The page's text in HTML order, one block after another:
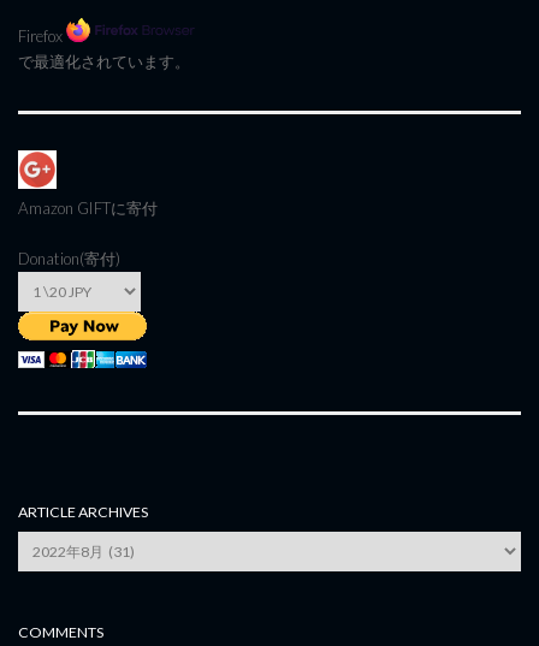
Firefox
で最適化されています。
Amazon GIFTに寄付
Donation(寄付)
ARTICLE ARCHIVES
Archives
COMMENTS